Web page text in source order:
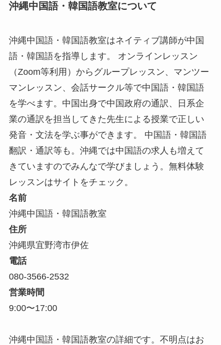
沖縄中国語・韓国語教室について
沖縄中国語・韓国語教室はネイティブ講師が中国
語・韓国語を指導します。 オンラインレッスン
（Zoom等利用）からグループレッスン、マンツー
マンレッスン、会話サークル等で中国語・韓国語
を学べます。中国出身で中国政府の通訳、日系企
業の通訳を担当してきた先生による授業で正しい
発音・文法を学ぶ事ができます。 中国語・韓国語
翻訳・通訳等も。沖縄では中国語の求人も増えて
きていますのでみんなで学びましょう。無料体験
レッスンはサイトをチェック。
名前
沖縄中国語・韓国語教室
住所
沖縄県宜野湾市伊佐
電話
080-3566-2532
営業時間
9:00〜17:00
沖縄中国語・韓国語教室の詳細です。不明点はお